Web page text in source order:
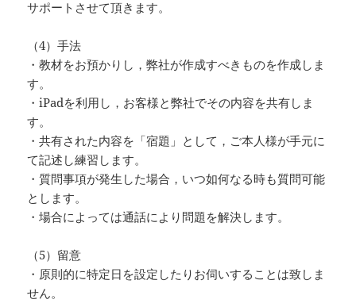
サポートさせて頂きます。
（4）手法
・教材をお預かりし，弊社が作成すべきものを作成しま
す。
・iPadを利用し，お客様と弊社でその内容を共有しま
す。
・共有された内容を「宿題」として，ご本人様が手元に
て記述し練習します。
・質問事項が発生した場合，いつ如何なる時も質問可能
とします。
・場合によっては通話により問題を解決します。
（5）留意
・原則的に特定日を設定したりお伺いすることは致しま
せん。